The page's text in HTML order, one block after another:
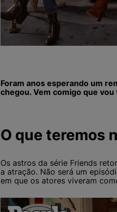
Foram anos esperando um
chegou. Vem comigo que
O que teremos
Os astros da série Friends
a atração. Não será um
em que os atores viveram